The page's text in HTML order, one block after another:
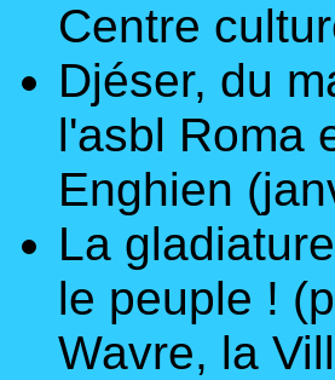
Centre
Djéser, du
l'asbl Roma
Enghien
La
le peuple ! (
Wavre, la